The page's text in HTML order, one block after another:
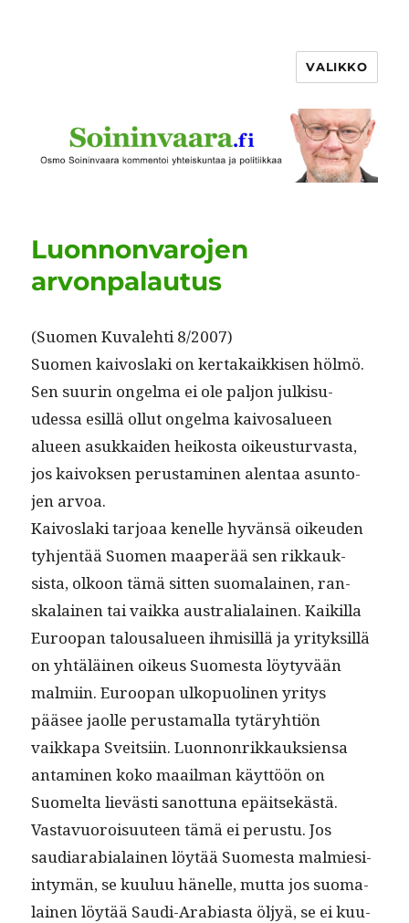
VALIKKO
Luonnonvarojen
arvonpalautus
(Suomen Kuvale­hti 8/2007)
Suomen kaivosla­ki on ker­takaikkisen hölmö.
Sen suurin ongel­ma ei ole paljon julk­isu­
udessa esil­lä ollut ongel­ma kaivos­alueen
alueen asukkaiden heikos­ta oikeustur­vas­ta,
jos kai­vok­sen perus­t­a­mi­nen alen­taa asun­to­
jen arvoa.
Kaivosla­ki tar­joaa kenelle hyvän­sä oikeu­den
tyh­jen­tää Suomen maaperää sen rikkauk­
sista, olkoon tämä sit­ten suo­ma­lainen, ran­
skalainentai vaik­ka aus­tralialainen. Kaikil­la
Euroopan talousalueen ihmisil­lä ja yri­tyk­sil­lä
on yhtäläi­nen oikeus Suomes­ta löy­tyvään
malmi­in. Euroopan ulkop­uo­li­nen yri­tys
pääsee jaolle perus­ta­mal­la tytäry­htiön
vaikka­pa Sveit­si­in. Luon­non­rikkauk­sien­sa
anta­mi­nen koko maail­man käyt­töön on
Suomelta lievästi san­ot­tuna epäitsekästä.
Vas­tavuoroisu­u­teen tämä ei perus­tu. Jos
saudi­ara­bi­alainen löytää Suomes­ta malmiesi­
in­tymän, se kuu­luu hänelle, mut­ta jos suo­ma­
lainen löytää Sau­di-Ara­bi­as­ta öljyä, se ei kuu­